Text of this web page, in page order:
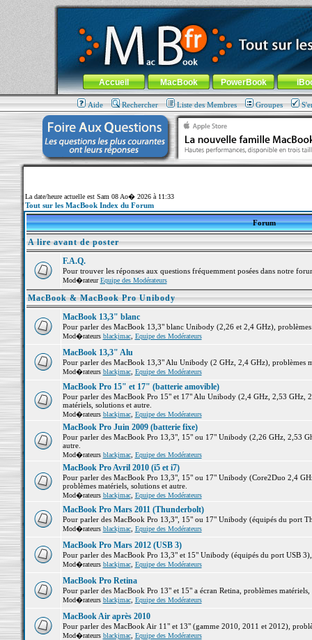
MacBook-fr.com : 100% Apple... 100% nomade !
Aller au contenu-Aller au menu général-Aller au menu de
Menu général
Accueil MacBook PowerBook
Aide Rechercher Liste des Membres Groupes
La date/heure actuelle est Sam 08 Ao� 2026 à 11:33
Tout sur les MacBook Index du Forum
Forum
A lire avant de poster
F.A.Q.
Pour trouver les réponses aux questions fréquemment posées dans notre
Mod�rateurEquipe des Modérateurs
MacBook & MacBook Pro Unibody
MacBook 13,3" blanc
Pour parler des MacBook 13,3" blanc Unibody (2,26 et 2,4 GHz),
Mod�rateurs blackjmac, Equipe des Modérateurs
MacBook 13,3" Alu
Pour parler des MacBook 13,3" Alu Unibody (2 GHz, 2,4 GHz), problèmes
Mod�rateurs blackjmac, Equipe des Modérateurs
MacBook Pro 15" et 17" (batterie amovible)
Pour parler des MacBook Pro 15" et 17" Alu Unibody (2,4 GHz, 2,53 GHz,
matériels, solutions et autre.
Mod�rateurs blackjmac, Equipe des Modérateurs
MacBook Pro Juin 2009 (batterie fixe)
Pour parler des MacBook Pro 13,3", 15" ou 17" Unibody (2,26 GHz, 2,53
autre.
Mod�rateurs blackjmac, Equipe des Modérateurs
MacBook Pro Avril 2010 (i5 et i7)
Pour parler des MacBook Pro 13,3", 15" ou 17" Unibody (Core2Duo 2,4
problèmes matériels, solutions et autre.
Mod�rateurs blackjmac, Equipe des Modérateurs
MacBook Pro Mars 2011 (Thunderbolt)
Pour parler des MacBook Pro 13,3", 15" ou 17" Unibody (équipés du port
Mod�rateurs blackjmac, Equipe des Modérateurs
MacBook Pro Mars 2012 (USB 3)
Pour parler des MacBook Pro 13,3" et 15" Unibody (équipés du port USB
Mod�rateurs blackjmac, Equipe des Modérateurs
MacBook Pro Retina
Pour parler des MacBook Pro 13" et 15" a écran Retina, problèmes matériels,
Mod�rateurs blackjmac, Equipe des Modérateurs
MacBook Air après 2010
Pour parler des MacBook Air 11" et 13" (gamme 2010, 2011 et 2012),
Mod�rateurs blackjmac, Equipe des Modérateurs